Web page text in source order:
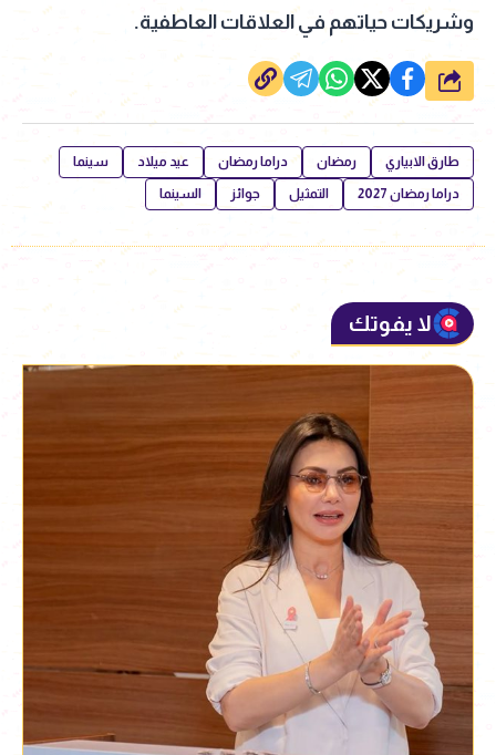
وشريكات حياتهم في العلاقات العاطفية.
شارك
طارق الابياري رمضان دراما رمضان عيد ميلاد سينما
دراما رمضان 2027 التمثيل جوائز السينما
لا يفوتك